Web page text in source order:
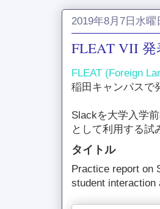
2019年8月7日水曜
FLEAT VII 発
FLEAT (Foreign
稲田キャンパスで
Slackを大学入学
として利用する試
タイトル
Practice report on
student interaction